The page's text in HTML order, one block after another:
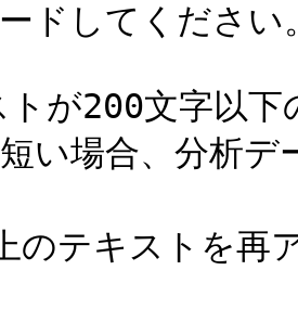
ドしてくださ
が200文字以
い場合、分析
のテキストを再